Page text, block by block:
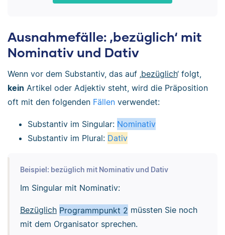
Ausnahmefälle: ‚bezüglich‘ mit
Nominativ und Dativ
Wenn vor dem Substantiv, das auf ‚bezüglich‘ folgt,
kein Artikel oder Adjektiv steht, wird die Präposition
oft mit den folgenden Fällen verwendet:
Substantiv im Singular: Nominativ
Substantiv im Plural: Dativ
Beispiel: bezüglich mit Nominativ und Dativ
Im Singular mit Nominativ:
Bezüglich Programmpunkt 2 müssten Sie noch
mit dem Organisator sprechen.